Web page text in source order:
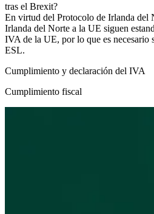
tras el Brexit?
En virtud del Protocolo de Irlanda del
Irlanda del Norte a la UE siguen
IVA de la UE, por lo que es necesario
ESL.
Cumplimiento y declaración del IVA
Cumplimiento fiscal